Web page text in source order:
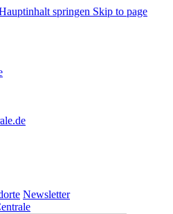
springen Skip to page
Newsletter